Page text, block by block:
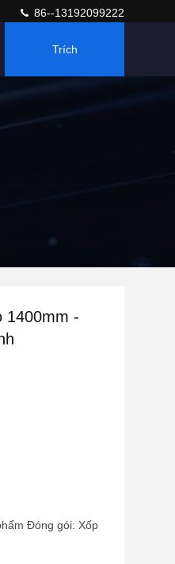
86--13192099222
Trích
1400mm -
Đóng gói: Xốp